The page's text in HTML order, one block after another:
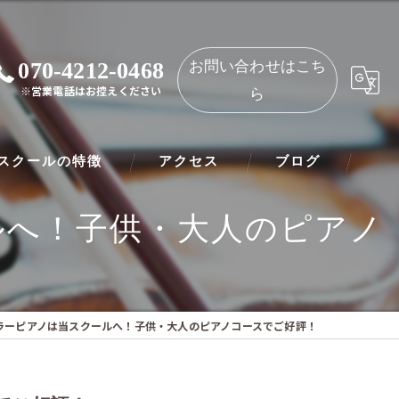
070-4212-0468
※営業電話はお控えください
お問い合わせはこち
ら
クールの特徴
ト
ネット
アクセス
NAOMIミュージックスクール 都島教室
NAOMIミュージックスクール 守口教室
ブログ
！子供・大人のピアノ
ピアノは当スクールへ！子供・大人のピアノコースでご好評！